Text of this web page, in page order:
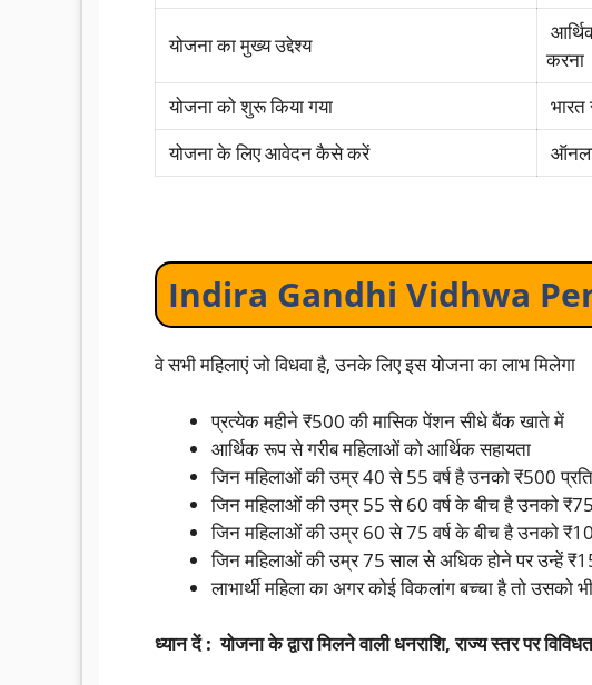
योजना का मुख्य उद्देश्य
करना
योजना को शुरू किया गया
भारत
योजना के लिए आवेदन कैसे करें
Indira Gandhi Vidhwa
वे सभी महिलाएं जो विधवा है, उनके लिए इस योजना का लाभ मिलेगा
प्रत्येक महीने ₹500 की मासिक पेंशन सीधे बैंक खाते में
आर्थिक रूप से गरीब महिलाओं को आर्थिक सहायता
जिन महिलाओं की उम्र 40 से 55 वर्ष है उनको ₹500 प्रति
जिन महिलाओं की उम्र 55 से 60 वर्ष के बीच है उनको
जिन महिलाओं की उम्र 60 से 75 वर्ष के बीच है उनको
जिन महिलाओं की उम्र 75 साल से अधिक होने पर उन्हें
लाभार्थी महिला का अगर कोई विकलांग बच्चा है तो उसको
ध्यान दें : योजना के द्वारा मिलने वाली धनराशि, राज्य स्तर पर